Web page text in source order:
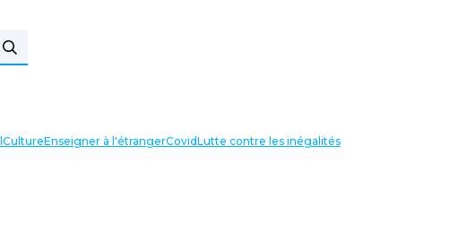
CultureEnseigner à l'étrangerCovidLutte contre les inégalités